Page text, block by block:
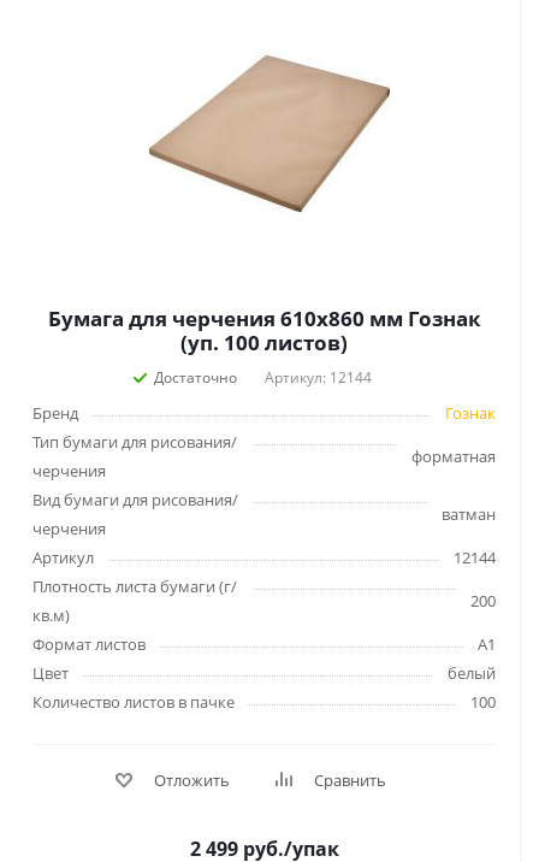
Бумага для черчения 610х860 мм Гознак
(уп. 100 листов)
Достаточно Артикул: 12144
Бренд
Гознак
Тип бумаги для рисования/
черчения
форматная
Вид бумаги для рисования/
черчения
ватман
Артикул
12144
Плотность листа бумаги (г/
кв.м)
200
Формат листов
А1
Цвет
белый
Количество листов в пачке
100
Отложить Сравнить
2 499 руб./упак